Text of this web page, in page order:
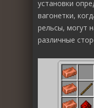
установки
вагонетки,
рельсы, могут
различные